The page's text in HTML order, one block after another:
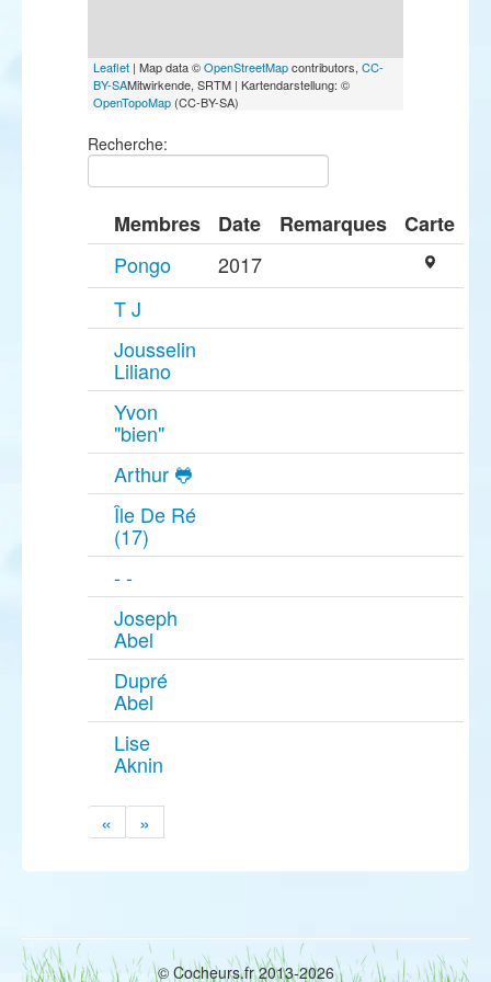
Leaflet | Map data ©OpenStreetMapcontributors, CC-
BY-SAMitwirkende, SRTM | Kartendarstellung: ©
OpenTopoMap (CC-BY-SA)
Recherche:
Membres Date Remarques
Carte
Pongo
2017
T J
Jousselin
Liliano
Yvon
"bien"
Arthur 🐸
Île De Ré
(17)
- -
Joseph
Abel
Dupré
Abel
Lise
Aknin
« »
© Cocheurs.fr 2013-2026